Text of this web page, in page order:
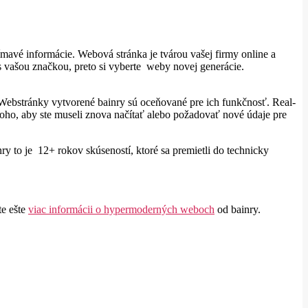
informácie. Webová stránka je tvárou vašej firmy online a
značkou, preto si vyberte weby novej generácie.
vytvorené bainry sú oceňované pre ich funkčnosť. Real-
aby ste museli znova načítať alebo požadovať nové údaje pre
to je 12+ rokov skúseností, ktoré sa premietli do technicky
ešte viac informácii o hypermoderných weboch od bainry.